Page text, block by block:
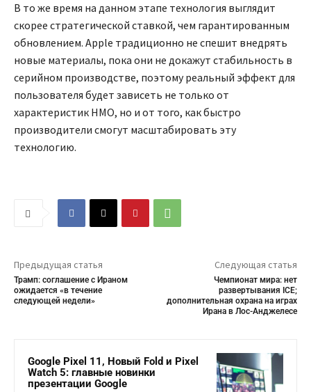
В то же время на данном этапе технология выглядит
скорее стратегической ставкой, чем гарантированным
обновлением. Apple традиционно не спешит внедрять
новые материалы, пока они не докажут стабильность в
серийном производстве, поэтому реальный эффект для
пользователя будет зависеть не только от
характеристик HMO, но и от того, как быстро
производители смогут масштабировать эту
технологию.
Предыдущая статья
Трамп: соглашение с Ираном
ожидается «в течение
следующей недели»
Следующая статья
Чемпионат мира: нет
развертывания ICE;
дополнительная охрана на играх
Ирана в Лос-Анджелесе
Google Pixel 11, Новый Fold и Pixel
Watch 5: главные новинки
презентации Google